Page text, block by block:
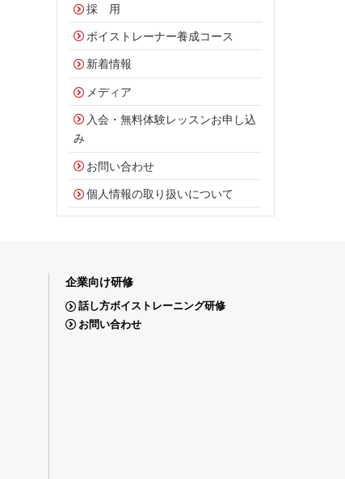
採 用
ボイストレーナー養成コース
新着情報
メディア
入会・無料体験レッスンお申し込
み
お問い合わせ
個人情報の取り扱いについて
企業向け研修
話し方ボイストレーニング研修
お問い合わせ